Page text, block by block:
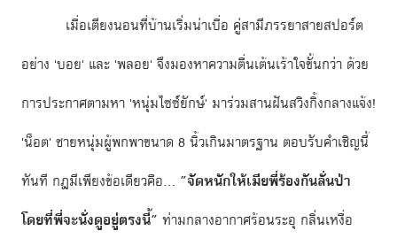
เมื่อเตียงนอนที่บ้านเริ่มน่าเบื่อ คู่สามีภรรยาสายสปอร์ต
อย่าง 'บอย' และ 'พลอย' จึงมองหาความตื่นเต้นเร้าใจขั้นกว่า ด้วย
การประกาศตามหา 'หนุ่มไซซ์ยักษ์' มาร่วมสานฝันสวิงกิ้งกลางแจ้ง!
'น็อต' ชายหนุ่มผู้พกพาขนาด 8 นิ้วเกินมาตรฐาน ตอบรับคำเชิญนี้
ทันที กฎมีเพียงข้อเดียวคือ... "จัดหนักให้เมียพี่ร้องกันลั่นป่า
โดยที่พี่จะนั่งดูอยู่ตรงนี้" ท่ามกลางอากาศร้อนระอุ กลิ่นเหงื่อ